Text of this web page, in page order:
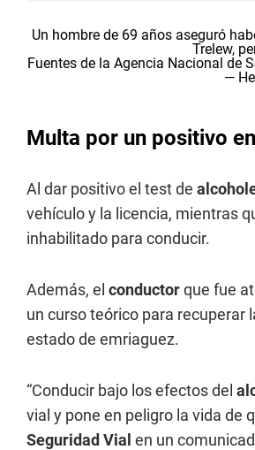
Un hombre de 69 años aseguró
Trelew,
Fuentes de la Agencia Nacional de
—
Multa por un positivo
Al dar positivo el test de
vehículo y la licencia, mientras
inhabilitado para conducir.
Además, el conductorque fue
un curso teórico para recuperar
estado de emriaguez.
“Conducir bajo los efectos del
vial y pone en peligro la vida de
Seguridad Vial en un